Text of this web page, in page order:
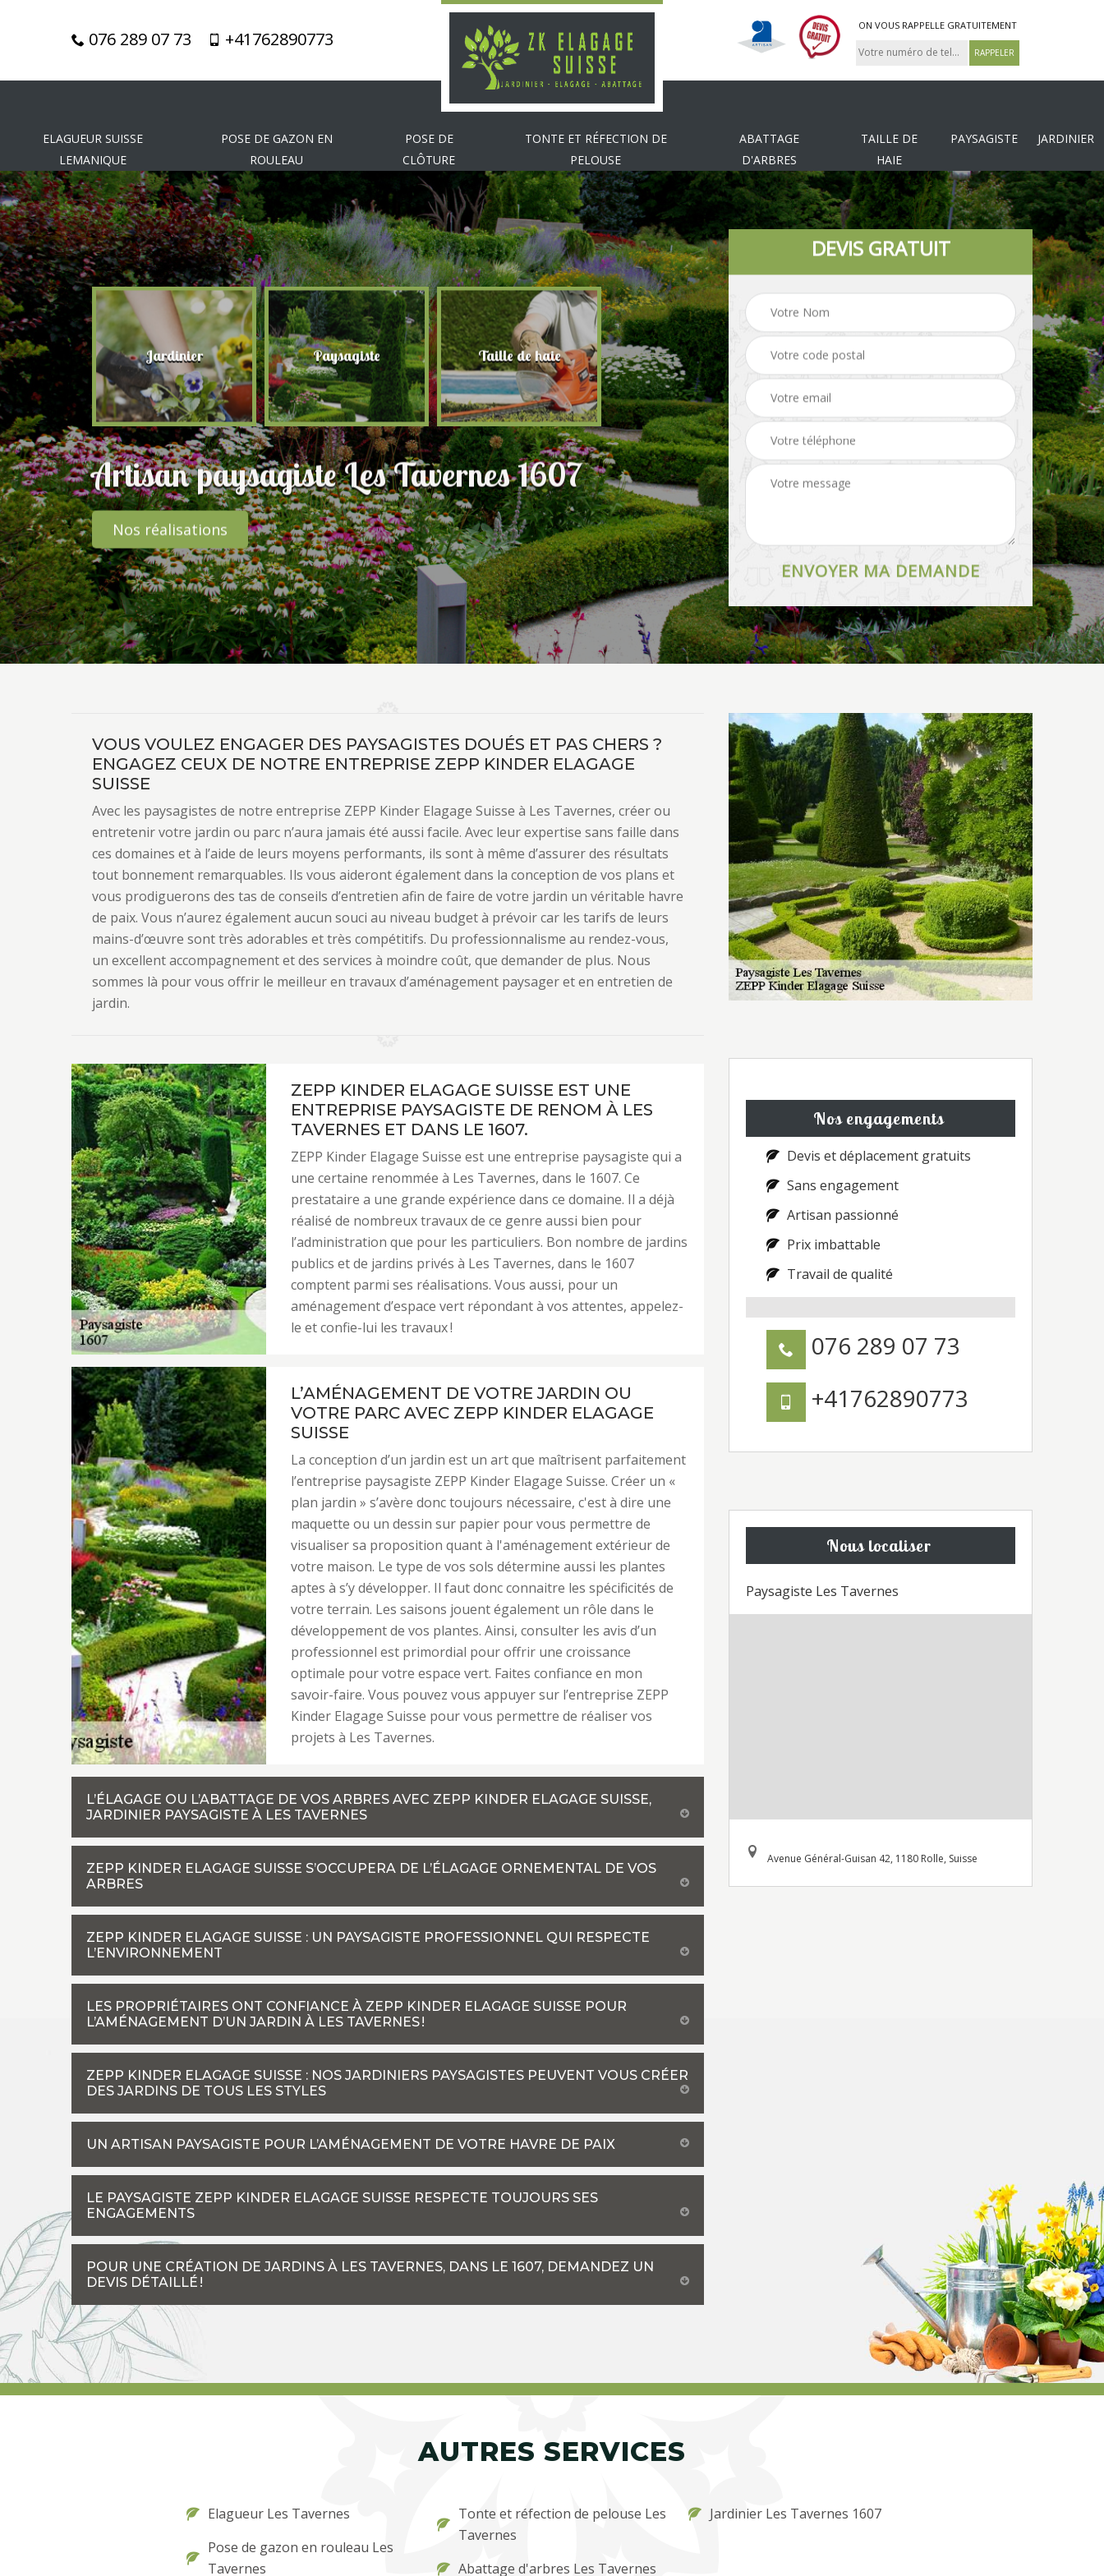
076 289 07 73 +41762890773
ON VOUS RAPPELLE GRATUITEMENT
ELAGUEUR SUISSE
LEMANIQUE
POSE DE GAZON EN
ROULEAU
POSE DE
CLÔTURE
TONTE ET RÉFECTION DE
PELOUSE
ABATTAGE
D'ARBRES
TAILLE DE
HAIE
PAYSAGISTE JARDINIER
Jardinier Paysagiste Taille de haie Abattage d'arbres Tonte et réfection de
pelouse Pose de clôture
Artisan paysagiste Les Tavernes 1607
Nos réalisations
DEVIS GRATUIT
VOUS VOULEZ ENGAGER DES PAYSAGISTES DOUÉS ET PAS CHERS ?
ENGAGEZ CEUX DE NOTRE ENTREPRISE ZEPP KINDER ELAGAGE
SUISSE
Avec les paysagistes de notre entreprise ZEPP Kinder Elagage Suisse à Les Tavernes, créer ou
entretenir votre jardin ou parc n’aura jamais été aussi facile. Avec leur expertise sans faille dans
ces domaines et à l’aide de leurs moyens performants, ils sont à même d’assurer des résultats
tout bonnement remarquables. Ils vous aideront également dans la conception de vos plans et
vous prodiguerons des tas de conseils d’entretien afin de faire de votre jardin un véritable havre
de paix. Vous n’aurez également aucun souci au niveau budget à prévoir car les tarifs de leurs
mains-d’œuvre sont très adorables et très compétitifs. Du professionnalisme au rendez-vous,
un excellent accompagnement et des services à moindre coût, que demander de plus. Nous
sommes là pour vous offrir le meilleur en travaux d’aménagement paysager et en entretien de
jardin.
ZEPP KINDER ELAGAGE SUISSE EST UNE
ENTREPRISE PAYSAGISTE DE RENOM À LES
TAVERNES ET DANS LE 1607.
ZEPP Kinder Elagage Suisse est une entreprise paysagiste qui a
une certaine renommée à Les Tavernes, dans le 1607. Ce
prestataire a une grande expérience dans ce domaine. Il a déjà
réalisé de nombreux travaux de ce genre aussi bien pour
l’administration que pour les particuliers. Bon nombre de jardins
publics et de jardins privés à Les Tavernes, dans le 1607
comptent parmi ses réalisations. Vous aussi, pour un
aménagement d’espace vert répondant à vos attentes, appelez-
le et confie-lui les travaux !
L’AMÉNAGEMENT DE VOTRE JARDIN OU
VOTRE PARC AVEC ZEPP KINDER ELAGAGE
SUISSE
La conception d’un jardin est un art que maîtrisent parfaitement
l’entreprise paysagiste ZEPP Kinder Elagage Suisse. Créer un «
plan jardin » s’avère donc toujours nécessaire, c'est à dire une
maquette ou un dessin sur papier pour vous permettre de
visualiser sa proposition quant à l'aménagement extérieur de
votre maison. Le type de vos sols détermine aussi les plantes
aptes à s’y développer. Il faut donc connaitre les spécificités de
votre terrain. Les saisons jouent également un rôle dans le
développement de vos plantes. Ainsi, consulter les avis d’un
professionnel est primordial pour offrir une croissance
optimale pour votre espace vert. Faites confiance en mon
savoir-faire. Vous pouvez vous appuyer sur l’entreprise ZEPP
Kinder Elagage Suisse pour vous permettre de réaliser vos
projets à Les Tavernes.
L’ÉLAGAGE OU L’ABATTAGE DE VOS ARBRES AVEC ZEPP KINDER ELAGAGE SUISSE,
JARDINIER PAYSAGISTE À LES TAVERNES
ZEPP KINDER ELAGAGE SUISSE S’OCCUPERA DE L’ÉLAGAGE ORNEMENTAL DE VOS
ARBRES
ZEPP KINDER ELAGAGE SUISSE : UN PAYSAGISTE PROFESSIONNEL QUI RESPECTE
L’ENVIRONNEMENT
LES PROPRIÉTAIRES ONT CONFIANCE À ZEPP KINDER ELAGAGE SUISSE POUR
L’AMÉNAGEMENT D’UN JARDIN À LES TAVERNES !
ZEPP KINDER ELAGAGE SUISSE : NOS JARDINIERS PAYSAGISTES PEUVENT VOUS CRÉER
DES JARDINS DE TOUS LES STYLES
UN ARTISAN PAYSAGISTE POUR L’AMÉNAGEMENT DE VOTRE HAVRE DE PAIX
LE PAYSAGISTE ZEPP KINDER ELAGAGE SUISSE RESPECTE TOUJOURS SES
ENGAGEMENTS
POUR UNE CRÉATION DE JARDINS À LES TAVERNES, DANS LE 1607, DEMANDEZ UN
DEVIS DÉTAILLÉ !
Nos engagements
Devis et déplacement gratuits
Sans engagement
Artisan passionné
Prix imbattable
Travail de qualité
076 289 07 73
+41762890773
Nous localiser
Paysagiste Les Tavernes
Avenue Général-Guisan 42, 1180 Rolle, Suisse
AUTRES SERVICES
Elagueur Les Tavernes
Pose de gazon en rouleau Les
Tavernes
Tonte et réfection de pelouse Les
Tavernes
Abattage d'arbres Les Tavernes
Jardinier Les Tavernes 1607